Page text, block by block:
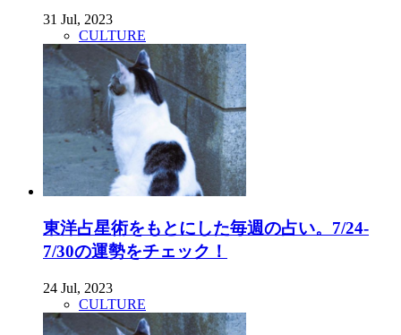
31 Jul, 2023
CULTURE
東洋占星術をもとにした毎週の占い。7/24-
7/30の運勢をチェック！
24 Jul, 2023
CULTURE